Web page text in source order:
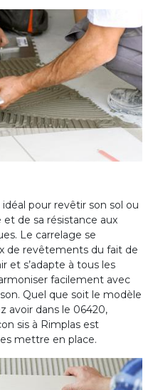
pour revêtir son sol ou
de sa résistance aux
Le carrelage se
de revêtements du fait de
et s’adapte à tous les
facilement avec
Quel que soit le modèle
avoir dans le 06420,
sis à Rimplas est
mettre en place.